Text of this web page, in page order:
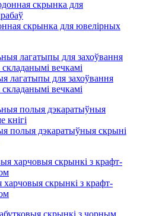
скрынка для ювелірных
лагатыпы для захоўвання
вечкамі
полыя дэкаратыўныя скрыні
скрынкі з крафт-